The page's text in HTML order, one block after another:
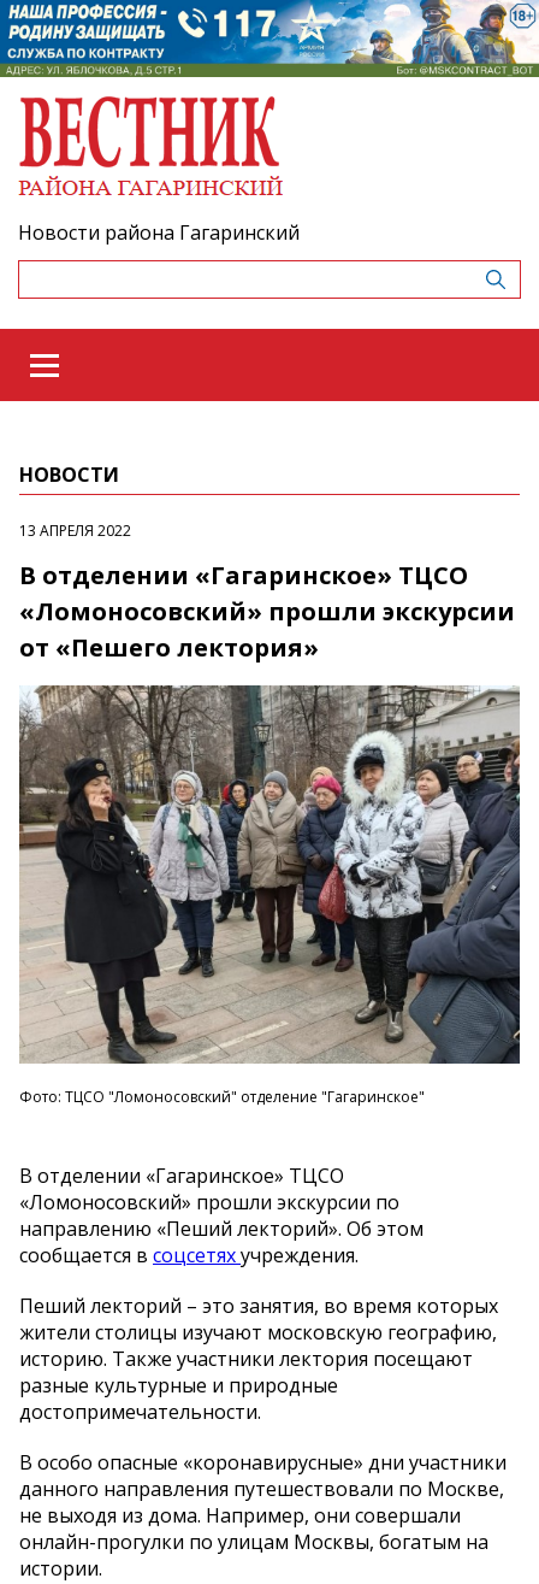
Новости района Гагаринский
НОВОСТИ
13 АПРЕЛЯ 2022
В отделении «Гагаринское» ТЦСО
«Ломоносовский» прошли экскурсии
от «Пешего лектория»
Фото: ТЦСО "Ломоносовский" отделение "Гагаринское"
В отделении «Гагаринское» ТЦСО
«Ломоносовский» прошли экскурсии по
направлению «Пеший лекторий». Об этом
сообщается в соцсетяхучреждения.
Пеший лекторий – это занятия, во время которых
жители столицы изучают московскую географию,
историю. Также участники лектория посещают
разные культурные и природные
достопримечательности.
В особо опасные «коронавирусные» дни участники
данного направления путешествовали по Москве,
не выходя из дома. Например, они совершали
онлайн-прогулки по улицам Москвы, богатым на
истории.